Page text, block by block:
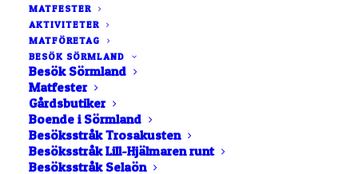
MATFESTER
AKTIVITETER
MATFÖRETAG
BESÖK SÖRMLAND
Besök Sörmland
Matfester
Gårdsbutiker
Boende i Sörmland
Besöksstråk Trosakusten
Besöksstråk Lill-Hjälmaren runt
Besöksstråk Selaön
Stora Sundby, Sverige